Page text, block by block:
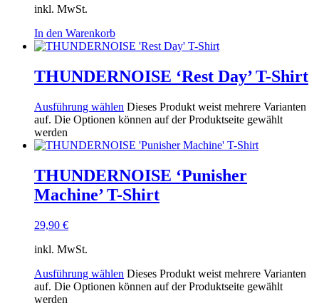
inkl. MwSt.
In den Warenkorb
THUNDERNOISE ‘Rest Day’ T-Shirt
Ausführung wählen Dieses Produkt weist mehrere Varianten
auf. Die Optionen können auf der Produktseite gewählt
werden
THUNDERNOISE ‘Punisher
Machine’ T-Shirt
29,90 €
inkl. MwSt.
Ausführung wählen Dieses Produkt weist mehrere Varianten
auf. Die Optionen können auf der Produktseite gewählt
werden